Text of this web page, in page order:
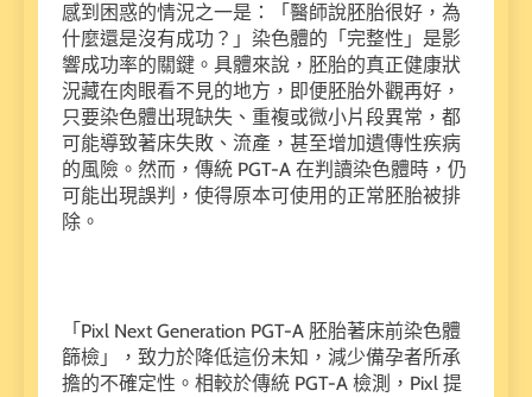
感到困惑的情況之一是：「醫師說胚胎很好，為
什麼還是沒有成功？」染色體的「完整性」是影
響成功率的關鍵。具體來說，胚胎的真正健康狀
況藏在肉眼看不見的地方，即便胚胎外觀再好，
只要染色體出現缺失、重複或微小片段異常，都
可能導致著床失敗、流產，甚至增加遺傳性疾病
的風險。然而，傳統 PGT-A 在判讀染色體時，仍
可能出現誤判，使得原本可使用的正常胚胎被排
除。
「⁠Pixl Next Generation PGT-A 胚胎著床前染色體
篩檢」，致力於降低這份未知，減少備孕者所承
擔的不確定性。相較於傳統 PGT-A 檢測，Pixl 提